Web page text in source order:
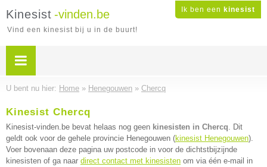
Ik ben een kinesist
Kinesist -vinden.be
Vind een kinesist bij u in de buurt!
U bent nu hier: Home » Henegouwen » Chercq
Kinesist Chercq
Kinesist-vinden.be bevat helaas nog geen kinesisten in Chercq. Dit
geldt ook voor de gehele provincie Henegouwen (kinesist Henegouwen).
Voer bovenaan deze pagina uw postcode in voor de dichtstbijzijnde
kinesisten of ga naar direct contact met kinesisten om via één e-mail in